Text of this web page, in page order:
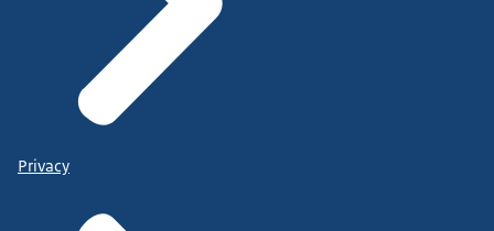
Privacy